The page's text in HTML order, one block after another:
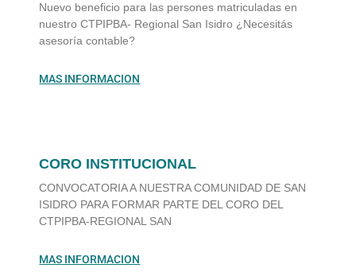
Nuevo beneficio para las persones matriculadas en
nuestro CTPIPBA- Regional San Isidro ¿Necesitás
asesoría contable?
MAS INFORMACION
CORO INSTITUCIONAL
CONVOCATORIA A NUESTRA COMUNIDAD DE SAN
ISIDRO PARA FORMAR PARTE DEL CORO DEL
CTPIPBA-REGIONAL SAN
MAS INFORMACION